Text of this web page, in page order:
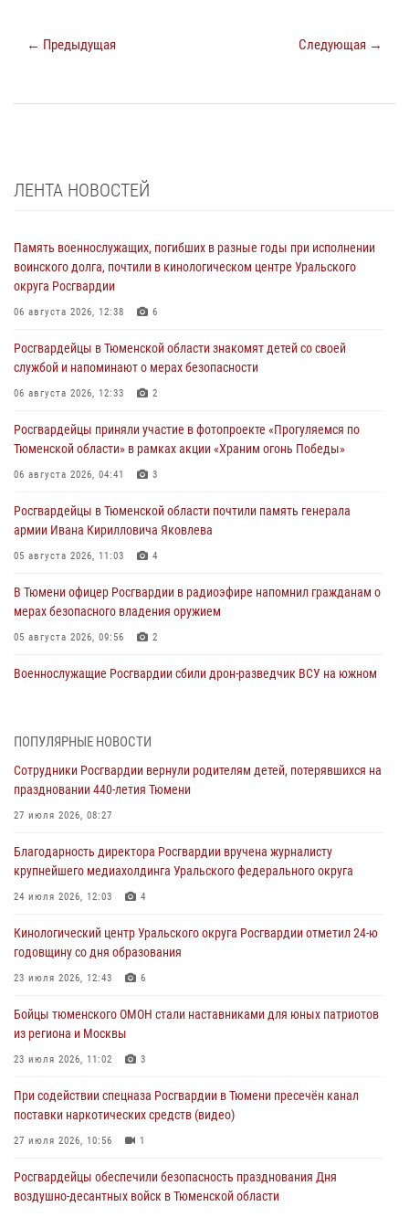
← Предыдущая Следующая →
ЛЕНТА НОВОСТЕЙ
Память военнослужащих, погибших в разные годы при исполнении
воинского долга, почтили в кинологическом центре Уральского
округа Росгвардии
06 августа 2026, 12:38 6
Росгвардейцы в Тюменской области знакомят детей со своей
службой и напоминают о мерах безопасности
06 августа 2026, 12:33 2
Росгвардейцы приняли участие в фотопроекте «Прогуляемся по
Тюменской области» в рамках акции «Храним огонь Победы»
06 августа 2026, 04:41 3
Росгвардейцы в Тюменской области почтили память генерала
армии Ивана Кирилловича Яковлева
05 августа 2026, 11:03 4
В Тюмени офицер Росгвардии в радиоэфире напомнил гражданам о
мерах безопасного владения оружием
05 августа 2026, 09:56 2
Военнослужащие Росгвардии сбили дрон-разведчик ВСУ на южном
масштабных спортивных событий на Урале
05 августа 2026, 05:22
виновника ДТП
05 августа 2026, 05:15
труженицу тыла из Тюмени
04 августа 2026, 11:07
условиях в Тюменской области (видео)
04 августа 2026, 06:28
ПОПУЛЯРНЫЕ НОВОСТИ
Сотрудники Росгвардии вернули родителям детей, потерявшихся на
праздновании 440-летия Тюмени
27 июля 2026, 08:27
Благодарность директора Росгвардии вручена журналисту
крупнейшего медиахолдинга Уральского федерального округа
24 июля 2026, 12:03 4
Кинологический центр Уральского округа Росгвардии отметил 24-ю
годовщину со дня образования
23 июля 2026, 12:43 6
Бойцы тюменского ОМОН стали наставниками для юных патриотов
из региона и Москвы
23 июля 2026, 11:02 3
При содействии спецназа Росгвардии в Тюмени пресечён канал
поставки наркотических средств (видео)
27 июля 2026, 10:56 1
Росгвардейцы обеспечили безопасность празднования Дня
воздушно-десантных войск в Тюменской области